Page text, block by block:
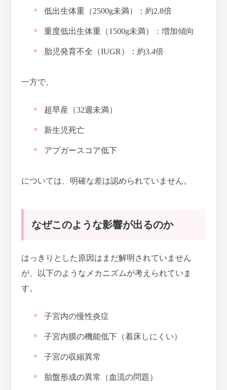
低出生体重（2500g未満）：約2.8倍
重度低出生体重（1500g未満）：増加傾向
胎児発育不全（IUGR）：約3.4倍
一方で、
超早産（32週未満）
新生児死亡
アプガースコア低下
については、明確な差は認められていません。
なぜこのような影響が出るのか
はっきりとした原因はまだ解明されていません
が、以下のようなメカニズムが考えられていま
す。
子宮内の慢性炎症
子宮内膜の機能低下（着床しにくい）
子宮の収縮異常
胎盤形成の異常（血流の問題）